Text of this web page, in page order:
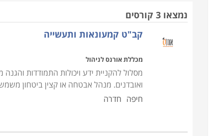
בתחום זה .
חשוב להבין כי אבטחה אינה רק ללבוש מדים,
ומגוונים בתחום אליהם המאבטח צריך להיות
מקצועי נתונה לדברים שונים לחלוטין מאשר האדם
מנת לזהות ולהגיב בהתאם לאיום ביטחוני
לצייר לעצמו תמונה כללית של הקורה סביבו,
מקומות ומצבים הנושאים פוטנציאל לחריגה, היא
נמצאו 3 קורסים
קב"ט קמעונאות ותעשייה
מכללת אורנס לניהול
מסלול להקניית ידע ויכולות התמודדות
ואובדנים. מנהל אבטחה או קצין ביטחון
חיפה חדרה